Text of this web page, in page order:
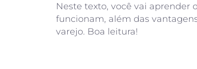
Neste texto, você vai aprender
funcionam, além das
varejo. Boa leitura!